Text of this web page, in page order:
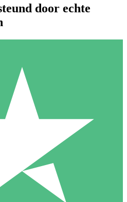
Geen maandelijkse
1000
door echte